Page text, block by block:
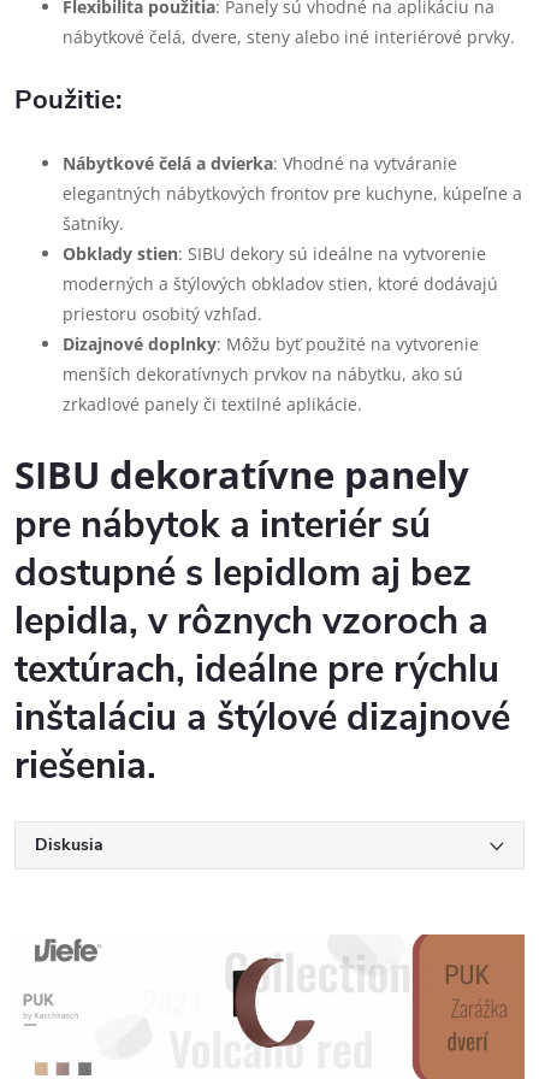
Flexibilita použitia: Panely sú vhodné na aplikáciu na
nábytkové čelá, dvere, steny alebo iné interiérové prvky.
Použitie:
Nábytkové čelá a dvierka: Vhodné na vytváranie
elegantných nábytkových frontov pre kuchyne, kúpeľne a
šatníky.
Obklady stien: SIBU dekory sú ideálne na vytvorenie
moderných a štýlových obkladov stien, ktoré dodávajú
priestoru osobitý vzhľad.
Dizajnové doplnky: Môžu byť použité na vytvorenie
menších dekoratívnych prvkov na nábytku, ako sú
zrkadlové panely či textilné aplikácie.
SIBU dekoratívne panely
pre nábytok a interiér sú
dostupné s lepidlom aj bez
lepidla, v rôznych vzoroch a
textúrach, ideálne pre rýchlu
inštaláciu a štýlové dizajnové
riešenia.
Diskusia